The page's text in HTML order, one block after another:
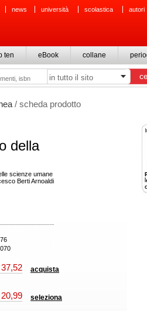
news università scolastica autori
ten eBook collane
/ scheda prodotto
della
scienze umane
Berti Arnoaldi
37,52 acquista
20,99 seleziona